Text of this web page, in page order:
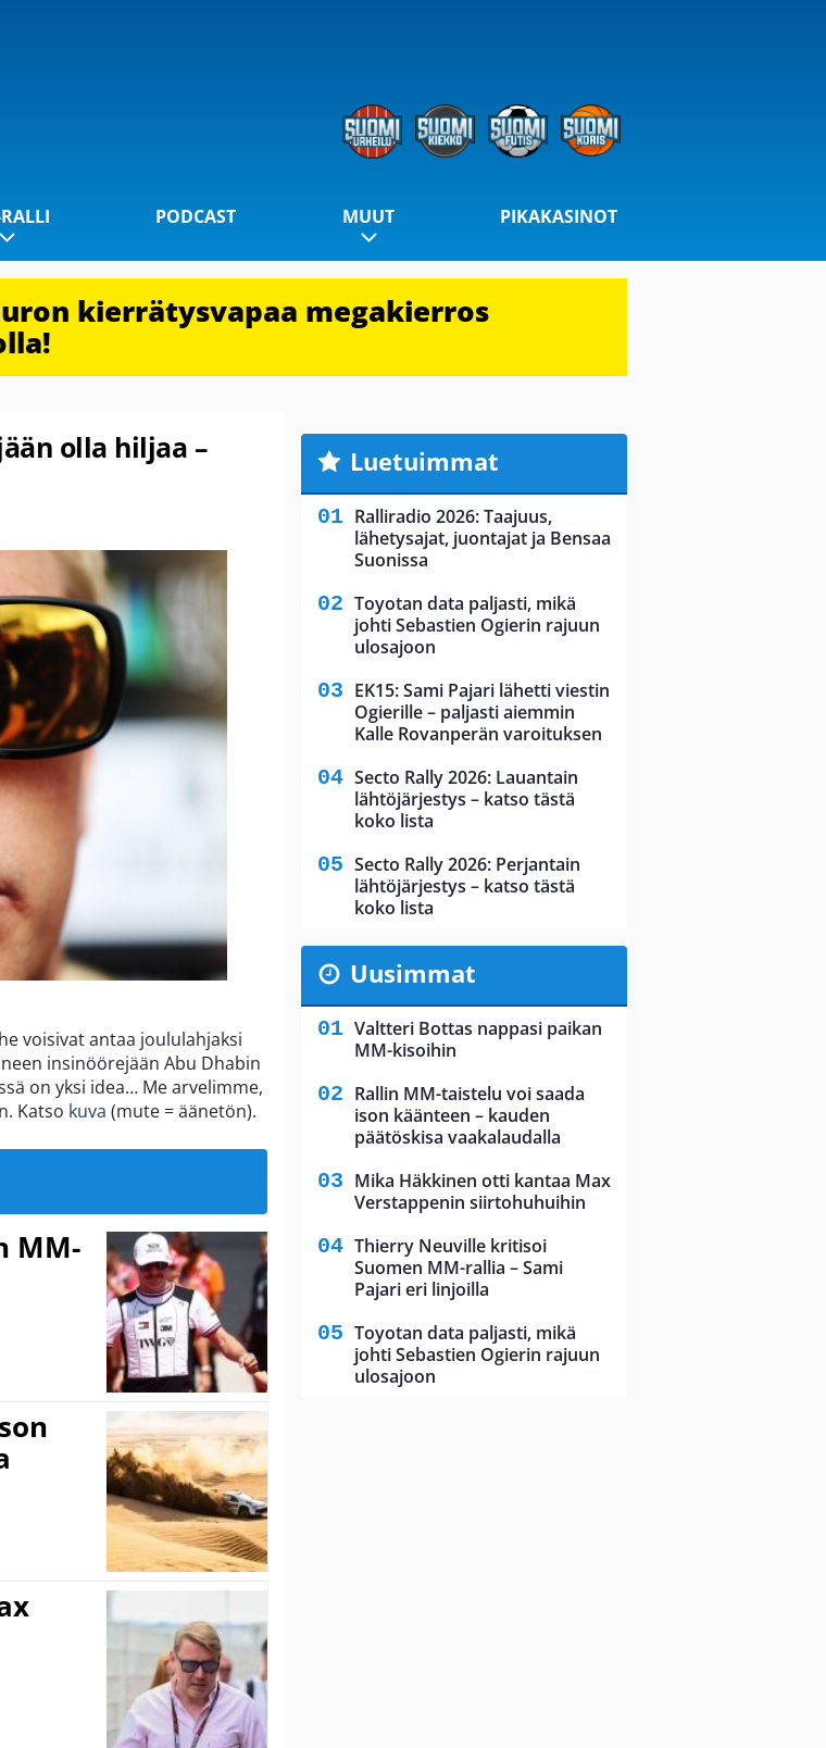
PODCAST MUUT PIKAKASINOT
kierrätysvapaa megakierros
olla hiljaa –
voisivat antaa joululahjaksi
insinöörejään Abu Dhabin
on yksi idea… Me arvelimme,
Katso kuva (mute = äänetön).
MM-
Luetuimmat
Ralliradio 2026: Taajuus,
lähetysajat, juontajat ja Bensaa
Suonissa
Toyotan data paljasti, mikä
johti Sebastien Ogierin rajuun
ulosajoon
EK15: Sami Pajari lähetti viestin
Ogierille – paljasti aiemmin
Kalle Rovanperän varoituksen
Secto Rally 2026: Lauantain
lähtöjärjestys – katso tästä
koko lista
Secto Rally 2026: Perjantain
lähtöjärjestys – katso tästä
koko lista
Uusimmat
Valtteri Bottas nappasi paikan
MM-kisoihin
Rallin MM-taistelu voi saada
ison käänteen – kauden
päätöskisa vaakalaudalla
Mika Häkkinen otti kantaa Max
Verstappenin siirtohuhuihin
Thierry Neuville kritisoi
Suomen MM-rallia – Sami
Pajari eri linjoilla
Toyotan data paljasti, mikä
johti Sebastien Ogierin rajuun
ulosajoon